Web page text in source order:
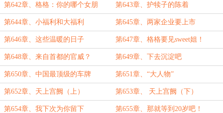
书门下平章事
第642章、格格：你的哪个女朋
友？
第643章、护犊子的陈着
第644章、小福利和大福利 第645章、两家企业要上市
第646章、这些温暖的日子 第647章、格格要见sweet姐！
第648章、来自首都的官威？ 第649章、下去沉淀吧
第650章、中国最顶级的车牌 第651章、“大人物”
第652章、天上宫阙（上） 第653章、 天上宫阙（下）
第654章、我下次为你留下 第655章、那就等到20岁吧！